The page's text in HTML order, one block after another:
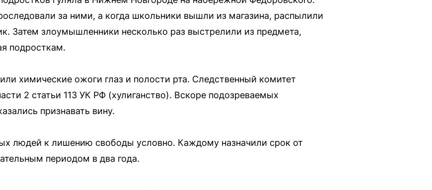
за ними, а когда школьники вышли из магазина, распылили
Затем злоумышленники несколько раз выстрелили из предмета,
подросткам.
химические ожоги глаз и полости рта. Следственный комитет
2 статьи 113 УК РФ (хулиганство). Вскоре подозреваемых
признавать вину.
людей к лишению свободы условно. Каждому назначили срок от
периодом в два года.